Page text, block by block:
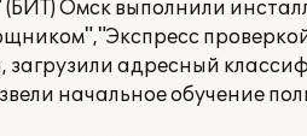
Омск выполнили
загрузили адресный
начальное обучение